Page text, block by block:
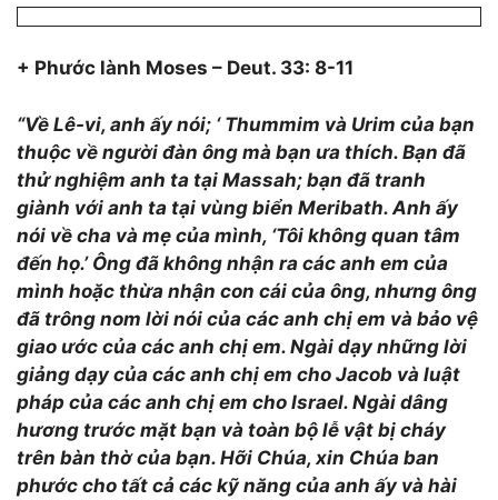
+ Phước lành Moses – Deut. 33: 8-11
“Về Lê-vi, anh ấy nói; ‘ Thummim và Urim của bạn
thuộc về người đàn ông mà bạn ưa thích. Bạn đã
thử nghiệm anh ta tại Massah; bạn đã tranh
giành với anh ta tại vùng biển Meribath. Anh ấy
nói về cha và mẹ của mình, ‘Tôi không quan tâm
đến họ.’ Ông đã không nhận ra các anh em của
mình hoặc thừa nhận con cái của ông, nhưng ông
đã trông nom lời nói của các anh chị em và bảo vệ
giao ước của các anh chị em. Ngài dạy những lời
giảng dạy của các anh chị em cho Jacob và luật
pháp của các anh chị em cho Israel. Ngài dâng
hương trước mặt bạn và toàn bộ lễ vật bị cháy
trên bàn thờ của bạn. Hỡi Chúa, xin Chúa ban
phước cho tất cả các kỹ năng của anh ấy và hài